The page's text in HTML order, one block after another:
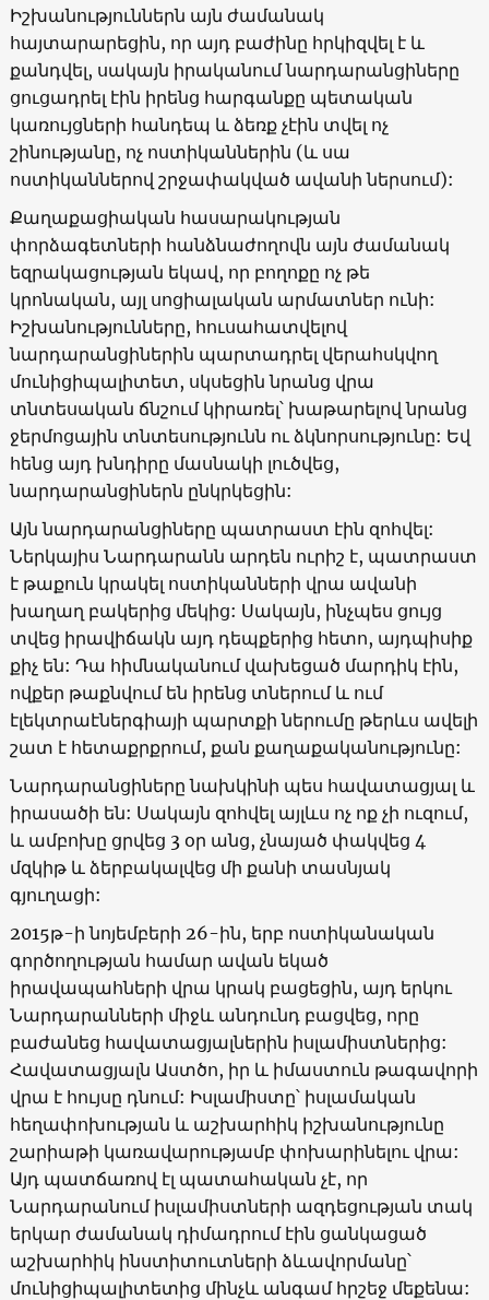
Իշխանություններն այն ժամանակ
հայտարարեցին, որ այդ բաժինը հրկիզվել է և
քանդվել, սակայն իրականում նարդարանցիները
ցուցադրել էին իրենց հարգանքը պետական
կառույցների հանդեպ և ձեռք չէին տվել ոչ
շինությանը, ոչ ոստիկաններին (և սա
ոստիկաններով շրջափակված ավանի ներսում):
Քաղաքացիական հասարակության
փորձագետների հանձնաժողովն այն ժամանակ
եզրակացության եկավ, որ բողոքը ոչ թե
կրոնական, այլ սոցիալական արմատներ ունի:
Իշխանությունները, հուսահատվելով
նարդարանցիներին պարտադրել վերահսկվող
մունիցիպալիտետ, սկսեցին նրանց վրա
տնտեսական ճնշում կիրառել՝ խաթարելով նրանց
ջերմոցային տնտեսությունն ու ձկնորսությունը: Եվ
հենց այդ խնդիրը մասնակի լուծվեց,
նարդարանցիներն ընկրկեցին:
Այն նարդարանցիները պատրաստ էին զոհվել:
Ներկայիս Նարդարանն արդեն ուրիշ է, պատրաստ
է թաքուն կրակել ոստիկանների վրա ավանի
խաղաղ բակերից մեկից: Սակայն, ինչպես ցույց
տվեց իրավիճակն այդ դեպքերից հետո, այդպիսիք
քիչ են: Դա հիմնականում վախեցած մարդիկ էին,
ովքեր թաքնվում են իրենց տներում և ում
էլեկտրաէներգիայի պարտքի ներումը թերևս ավելի
շատ է հետաքրքրում, քան քաղաքականությունը:
Նարդարանցիները նախկինի պես հավատացյալ և
իրասածի են: Սակայն զոհվել այլևս ոչ ոք չի ուզում,
և ամբոխը ցրվեց 3 օր անց, չնայած փակվեց 4
մզկիթ և ձերբակալվեց մի քանի տասնյակ
գյուղացի:
2015թ-ի նոյեմբերի 26-ին, երբ ոստիկանական
գործողության համար ավան եկած
իրավապահների վրա կրակ բացեցին, այդ երկու
Նարդարանների միջև անդունդ բացվեց, որը
բաժանեց հավատացյալներին իսլամիստներից:
Հավատացյալն Աստծո, իր և իմաստուն թագավորի
վրա է հույսը դնում: Իսլամիստը՝ իսլամական
հեղափոխության և աշխարհիկ իշխանությունը
շարիաթի կառավարությամբ փոխարինելու վրա:
Այդ պատճառով էլ պատահական չէ, որ
Նարդարանում իսլամիստների ազդեցության տակ
երկար ժամանակ դիմադրում էին ցանկացած
աշխարհիկ ինստիտուտների ձևավորմանը՝
մունիցիպալիտետից մինչև անգամ հրշեջ մեքենա: